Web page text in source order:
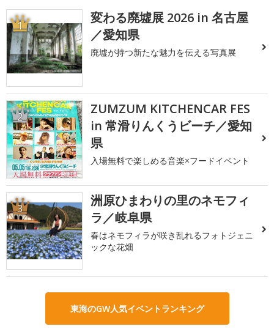
1
変わる廃墟展 2026 in 名古屋
／愛知県
廃墟が持つ新たな魅力を伝える写真展
2
ZUMZUM KITCHENCAR FES
in 常滑りんくうビーチ／愛知
県
入場無料で楽しめる音楽×フードイベント
3
洲原ひまわりの里のネモフィ
ラ／岐阜県
春はネモフィラが咲き乱れるフォトジェニ
ックな花畑
東海のGW人気イベントランキング